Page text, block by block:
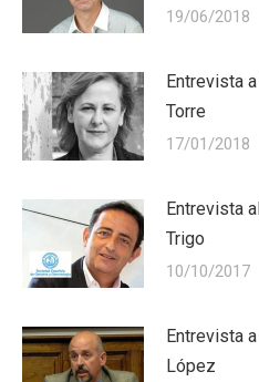
19/06/2018
Entrevista
Torre
17/01/2018
Entrevista
Trigo
10/10/2017
Entrevista
López